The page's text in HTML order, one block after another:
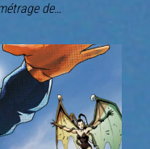
de…